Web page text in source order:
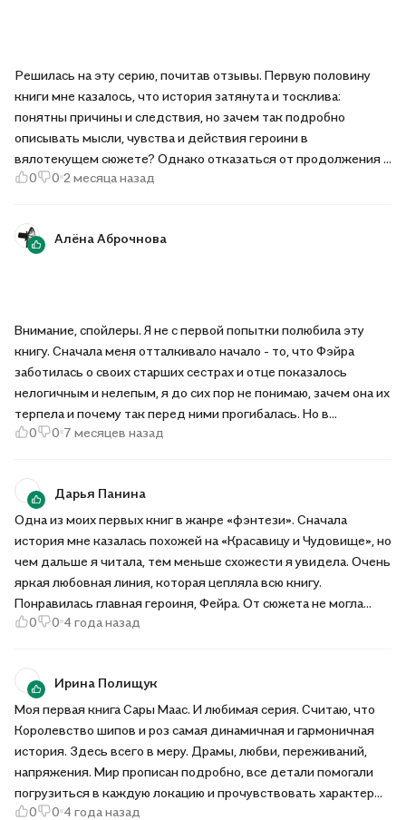
Решилась на эту серию, почитав отзывы. Первую половину
книги мне казалось, что история затянута и тосклива:
понятны причины и следствия, но зачем так подробно
описывать мысли, чувства и действия героини в
вялотекущем сюжете? Однако отказаться от продолжения я
уже не могла, должна же узнать, чем всё закончится. И тут на
смертью, сумасшествием, ненавистью, зависимостью и
надеждой. Только узнав внутренний мир героини, её
такому финалу. Рекомендую.
0 0 2 месяца назад
Алёна Аброчнова
Внимание, спойлеры. Я не с первой попытки полюбила эту
книгу. Сначала меня отталкивало начало - то, что Фэйра
заботилась о своих старших сестрах и отце показалось
нелогичным и нелепым, я до сих пор не понимаю, зачем она их
терпела и почему так перед ними прогибалась. Но в
очередной раз я решила пройти дальше и не пожалела.
интересный и захватывающий, а любовная линия
напряжённая и напоминает сказку "Красавица и чудовище".
0 0 7 месяцев назад
Дарья Панина
Одна из моих первых книг в жанре «фэнтези». Сначала
история мне казалась похожей на «Красавицу и Чудовище», но
чем дальше я читала, тем меньше схожести я увидела. Очень
яркая любовная линия, которая цепляла всю книгу.
Понравилась главная героиня, Фейра. От сюжета не могла
оторваться. Да, романтики было много, но под определенное
конца.
0 0 4 года назад
Ирина Полищук
Моя первая книга Сары Маас. И любимая серия. Считаю, что
Королевство шипов и роз самая динамичная и гармоничная
история. Здесь всего в меру. Драмы, любви, переживаний,
напряжения. Мир прописан подробно, все детали помогали
погрузиться в каждую локацию и прочувствовать характер
персонажей. Встряска начинается с самого начала. Это
0 0 4 года назад